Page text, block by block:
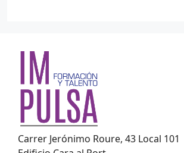
Carrer Jerónimo Roure, 43 Local 101